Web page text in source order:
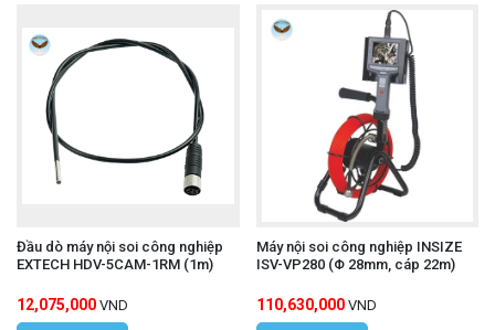
Đầu dò máy nội soi công nghiệp
EXTECH HDV-5CAM-1RM (1m)
12,075,000 VND
Máy nội soi công nghiệp INSIZE
ISV-VP280 (Φ 28mm, cáp 22m)
110,630,000 VND